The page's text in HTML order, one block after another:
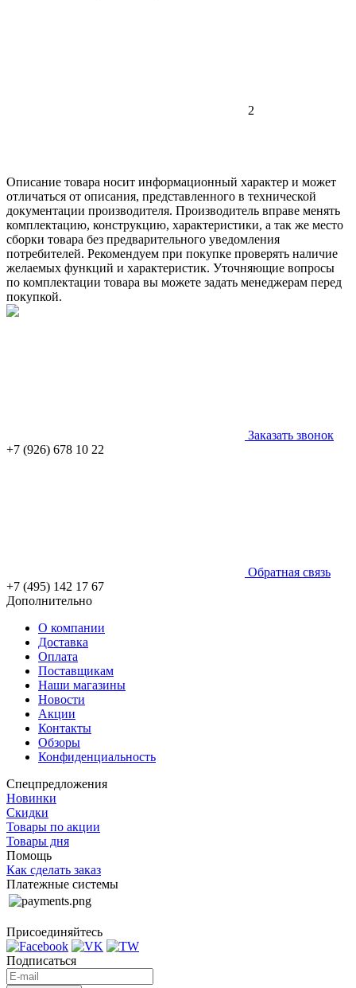
2
Описание товара носит информационный характер и может
отличаться от описания, представленного в технической
документации производителя. Производитель вправе менять
комплектацию, конструкцию, характеристики, а так же место
сборки товара без предварительного уведомления
потребителей. Рекомендуем при покупке проверять наличие
желаемых функций и характеристик. Уточняющие вопросы
по комплектации товара вы можете задать менеджерам перед
покупкой.
Заказать звонок
+7 (926) 678 10 22
Обратная связь
+7 (495) 142 17 67
Дополнительно
О компании
Доставка
Оплата
Поставщикам
Наши магазины
Новости
Акции
Контакты
Обзоры
Конфиденциальность
Спецпредложения
Новинки
Скидки
Товары по акции
Товары дня
Помощь
Как сделать заказ
Платежные системы
Присоединяйтесь
Подписаться